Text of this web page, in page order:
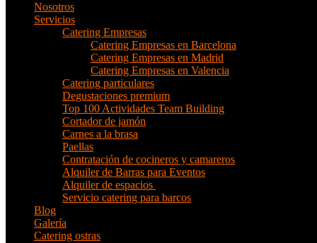
Nosotros
Servicios
Catering Empresas
Catering Empresas en Barcelona
Catering Empresas en Madrid
Catering Empresas en Valencia
Catering particulares
Degustaciones premium
Top 100 Actividades Team Building
Cortador de jamón
Carnes a la brasa
Paellas
Contratación de cocineros y camareros
Alquiler de Barras para Eventos
Alquiler de espacios
Servicio catering para barcos
Blog
Galería
Catering ostras